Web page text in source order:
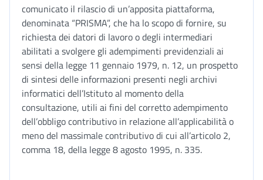
comunicato il rilascio di un’apposita piattaforma,
denominata “PRISMA”, che ha lo scopo di fornire, su
richiesta dei datori di lavoro o degli intermediari
abilitati a svolgere gli adempimenti previdenziali ai
sensi della legge 11 gennaio 1979, n. 12, un prospetto
di sintesi delle informazioni presenti negli archivi
informatici dell’Istituto al momento della
consultazione, utili ai fini del corretto adempimento
dell’obbligo contributivo in relazione all’applicabilità o
meno del massimale contributivo di cui all’articolo 2,
comma 18, della legge 8 agosto 1995, n. 335.